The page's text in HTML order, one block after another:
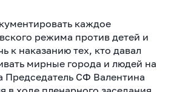
каждое
режима против детей и
к наказанию тех, кто давал
мирные города и людей на
Председатель СФ Валентина